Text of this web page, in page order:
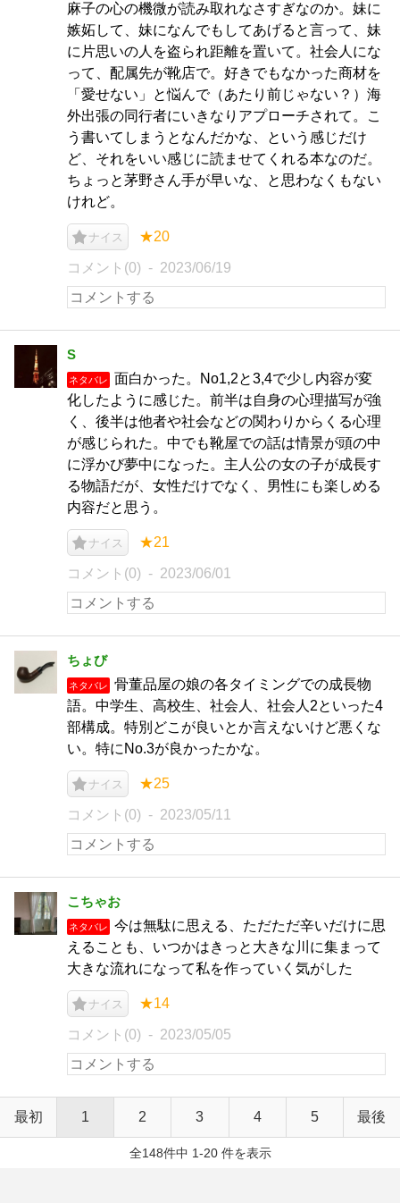
麻子の心の機微が読み取れなさすぎなのか。妹に
嫉妬して、妹になんでもしてあげると言って、妹
に片思いの人を盗られ距離を置いて。社会人にな
って、配属先が靴店で。好きでもなかった商材を
「愛せない」と悩んで（あたり前じゃない？）海
外出張の同行者にいきなりアプローチされて。こ
う書いてしまうとなんだかな、という感じだけ
ど、それをいい感じに読ませてくれる本なのだ。
ちょっと茅野さん手が早いな、と思わなくもない
けれど。
ナイス ★20
コメント(0) 2023/06/19
S
ネタバレ
面白かった。No1,2と3,4で少し内容が変
化したように感じた。前半は自身の心理描写が強
く、後半は他者や社会などの関わりからくる心理
が感じられた。中でも靴屋での話は情景が頭の中
に浮かび夢中になった。主人公の女の子が成長す
る物語だが、女性だけでなく、男性にも楽しめる
内容だと思う。
ナイス ★21
コメント(0) 2023/06/01
ちょび
ネタバレ
骨董品屋の娘の各タイミングでの成長物
語。中学生、高校生、社会人、社会人2といった4
部構成。特別どこが良いとか言えないけど悪くな
い。特にNo.3が良かったかな。
ナイス ★25
コメント(0) 2023/05/11
こちゃお
ネタバレ
今は無駄に思える、ただただ辛いだけに思
えることも、いつかはきっと大きな川に集まって
大きな流れになって私を作っていく気がした
ナイス ★14
コメント(0) 2023/05/05
最初 1 2 3 4 5 最後
全148件中 1-20 件を表示